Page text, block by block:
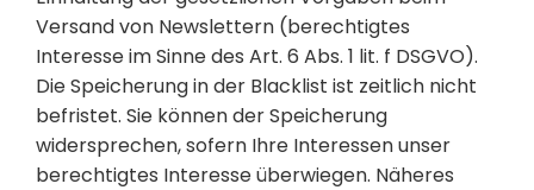
Versand von Newslettern (berechtigtes
Interesse im Sinne des Art. 6 Abs. 1 lit. f DSGVO).
Die Speicherung in der Blacklist ist zeitlich nicht
befristet. Sie können der Speicherung
widersprechen, sofern Ihre Interessen unser
berechtigtes Interesse überwiegen. Näheres